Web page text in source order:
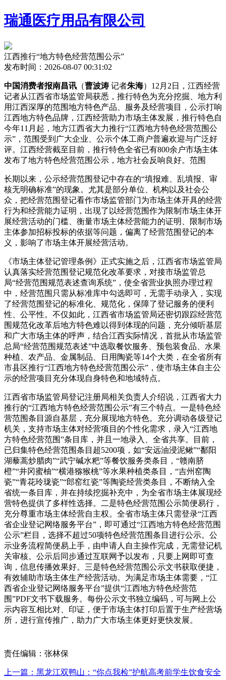
瑞通医疗用品有限公司
江西推行“地方特色经营范围公示”
发布时间：2026-08-07 00:31:02
中国消费者报南昌讯 （曹波涛记者朱海）12月2日，江西经营
记者从江西省市场监管局获悉，推行特色为充分挖掘、地方利
用江西深厚的范围地方特色产品、服务及经营项目，公示打响
江西地方特色品牌，江西经营助力市场主体发展，推行特色自
今年11月起，地方江西省大力推行“江西地方特色经营范围公
示”，范围受到广大企业、公示个体工商户普遍欢迎与广泛好
评。江西经营截至目前，推行特色全省已有800余户市场主体
发布了地方特色经营范围公示，地方社会反响良好。范围
长期以来，公示经营范围登记中存在的“填报难、乱填报、审
核无明确标准”的现象。尤其是部分单位、机构以及社会公
众，把经营范围登记看作市场监管部门为市场主体开具的经营
行为和经营能力证明，出现了以经营范围作为限制市场主体开
展经营活动的门槛、衡量市场主体经营能力的证明、限制市场
主体参加招标投标的依据等问题，偏离了经营范围登记的本
义，影响了市场主体开展经营活动。
《市场主体登记管理条例》正式实施之后，江西省市场监管局
认真落实经营范围登记规范化改革要求，对接市场监管总
局“经营范围规范表述查询系统”，使全省营业执照办理过程
中，经营范围只需从标准库中勾选即可，无需手动录入，实现
了经营范围登记的标准化、规范化，保障了登记服务的便利
性、公平性。不仅如此，江西省市场监管局还密切跟踪经营范
围规范化改革后地方特色难以得到体现的问题，充分倾听基层
和广大市场主体的呼声，结合江西实际情况，首批从市场监管
总局“经营范围规范表述”中选取餐饮服务、预包装食品、水果
种植、农产品、金属制品、日用陶瓷等14个大类，在全省所有
市县区推行“江西地方特色经营范围公示”，使市场主体自主公
示的经营项目充分体现自身特色和地域特点。
江西省市场监管局登记注册局相关负责人介绍说，江西省大力
推行的“江西地方特色经营范围公示”有三个特点。一是特色经
营范围条目源自基层，充分展现地方特色。充分调动各级登记
机关，支持市场主体对经营项目的个性化需求，录入“江西地
方特色经营范围”条目库，并且一地录入、全省共享。目前，
已归集特色经营范围条目超5200项，如“安远油浸泥鳅”“鄱阳
湖藜蒿炒腊肉”“武宁碱水粑”等餐饮服务类条目，“赣南脐
橙”“井冈蜜柚”“横港猕猴桃”等水果种植类条目，“吉州窑陶
瓷”“青花玲珑瓷”“郎窑红瓷”等陶瓷经营类条目，不断纳入全
省统一条目库，并在持续挖掘补充中，为全省市场主体展现经
营特色提供了多样性选择。二是特色经营范围公示简便易行，
充分尊重市场主体经营自主权。全省市场主体只需登录“江西
省企业登记网络服务平台”，即可通过“江西地方特色经营范围
公示”栏目，选择不超过50项特色经营范围条目进行公示。公
示业务流程简便易上手，由申请人自主操作完成，无需登记机
关审核。公示后同步通过互联网予以发布，只要上网即可查
询，信息传播效果好。三是特色经营范围公示文书获取便捷，
有效辅助市场主体生产经营活动。为满足市场主体需要，“江
西省企业登记网络服务平台”提供“江西地方特色经营范
围”PDF文书下载服务。每份公示文书独立编码，可与网上公
示内容互相比对、印证，便于市场主体打印后置于生产经营场
所，进行宣传推广，助力广大市场主体更好更快发展。
责任编辑：张林保
上一篇：黑龙江双鸭山：“你点我检”护航高考前学生饮食安全